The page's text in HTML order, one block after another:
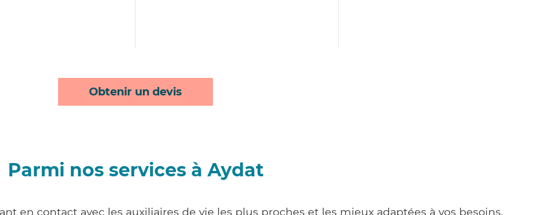
Obtenir un devis
Parmi nos services à Aydat
en contact avec les auxiliaires de vie les plus proches et les mieux adaptées à vos besoins.